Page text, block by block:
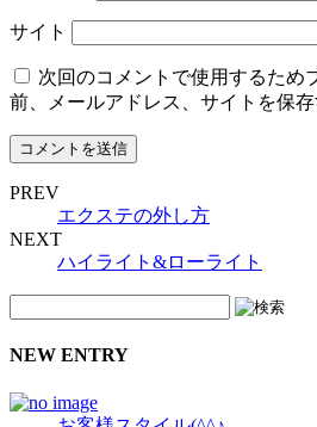
サイト
次回のコメントで使用するため
前、メールアドレス、サイトを保存
PREV
エクステの外し方
NEXT
ハイライト&ローライト
NEW ENTRY